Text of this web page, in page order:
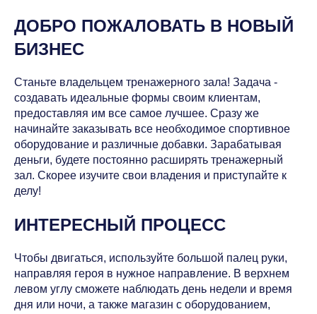
ДОБРО ПОЖАЛОВАТЬ В НОВЫЙ
БИЗНЕС
Станьте владельцем тренажерного зала! Задача -
создавать идеальные формы своим клиентам,
предоставляя им все самое лучшее. Сразу же
начинайте заказывать все необходимое спортивное
оборудование и различные добавки. Зарабатывая
деньги, будете постоянно расширять тренажерный
зал. Скорее изучите свои владения и приступайте к
делу!
ИНТЕРЕСНЫЙ ПРОЦЕСС
Чтобы двигаться, используйте большой палец руки,
направляя героя в нужное направление. В верхнем
левом углу сможете наблюдать день недели и время
дня или ночи, а также магазин с оборудованием,